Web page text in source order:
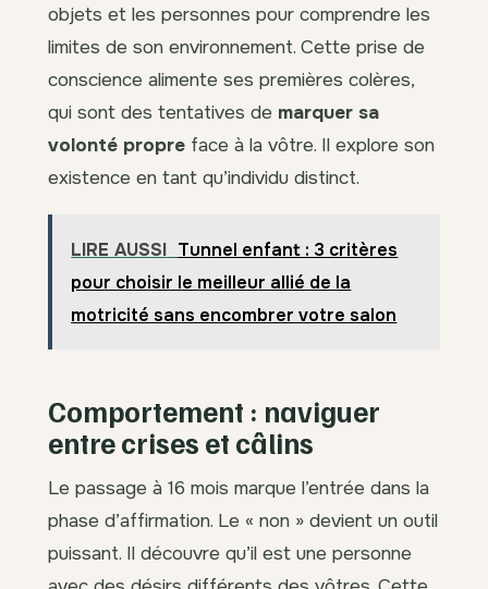
objets et les personnes pour comprendre les
limites de son environnement. Cette prise de
conscience alimente ses premières colères,
qui sont des tentatives de marquer sa
volonté propre face à la vôtre. Il explore son
existence en tant qu’individu distinct.
LIRE AUSSI Tunnel enfant : 3 critères
pour choisir le meilleur allié de la
motricité sans encombrer votre salon
Comportement : naviguer
entre crises et câlins
Le passage à 16 mois marque l’entrée dans la
phase d’affirmation. Le « non » devient un outil
puissant. Il découvre qu’il est une personne